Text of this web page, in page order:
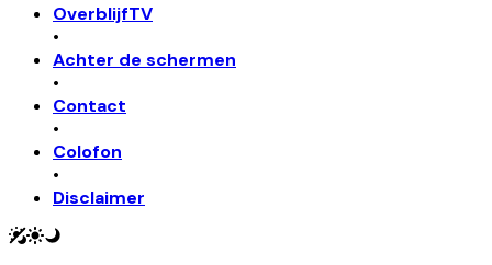
OverblijfTV
•
Achter de schermen
•
Contact
•
Colofon
•
Disclaimer